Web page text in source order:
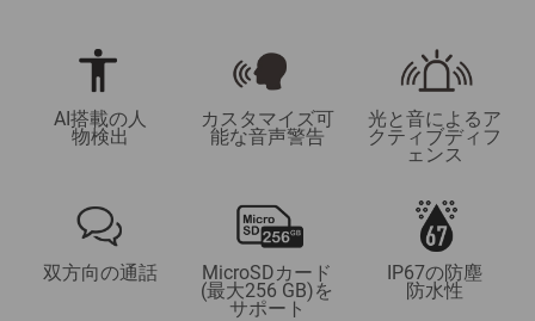
AI搭載の人
物検出
カスタマイズ可
能な音声警告
双方向の通話
MicroSDカード
(最大256 GB)を
サポート
IP67の防塵
防水性
光と音によるア
クティブディフ
ェンス